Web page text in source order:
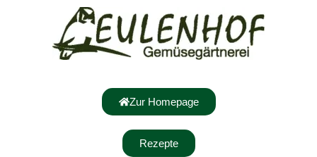
Zur Homepage
Rezepte